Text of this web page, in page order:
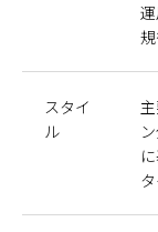
スタイ
ル